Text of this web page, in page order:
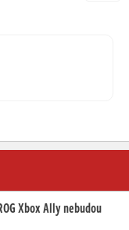
Xbox Ally nebudou